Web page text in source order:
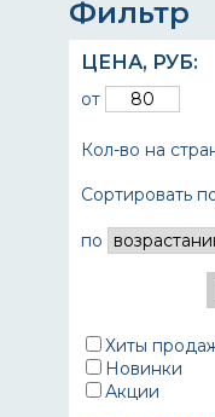
Фильтр
ЦЕНА, РУБ:
от
Кол-во на
Сортировать
по
Хиты
Новинки
Акции